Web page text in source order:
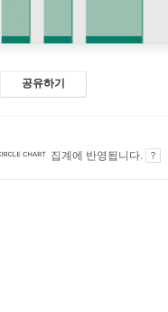
공유하기
집계에 반영됩니다.